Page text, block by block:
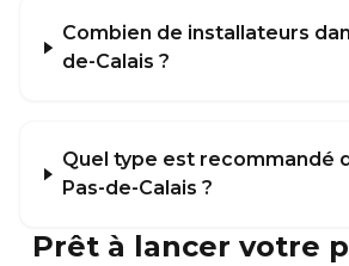
Combien de installateurs
de-Calais ?
Quel type est recommandé
Pas-de-Calais ?
Prêt à lancer votre